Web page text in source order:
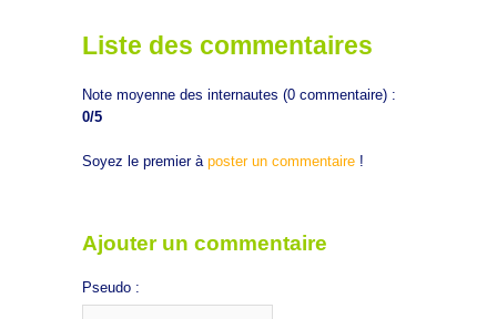
Liste des commentaires
Note moyenne des internautes (0 commentaire) :
0/5
Soyez le premier à poster un commentaire !
Ajouter un commentaire
Pseudo :